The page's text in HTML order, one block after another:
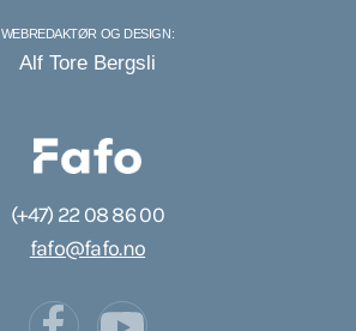
(+47) 22 08 86 00
fafo@fafo.no
WEBREDAKTØR OG DESIGN:
Alf Tore Bergsli